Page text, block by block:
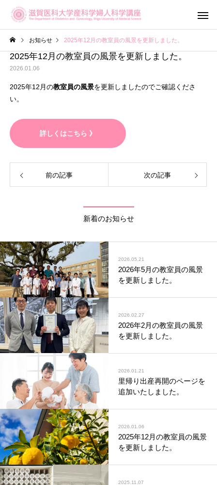
不妊専門相談センター
メール相談
Shiga）
お知らせ 2025年12月の教室員の風景を更新しました。
2025年12月の教室員の風景を更新しました。
2026.01.06
2025年12月の教室員の風景を更新しましたのでご確認くださ
い。
詳しくはこちら 》
前の記事 次の記事
新着のお知らせ
2026.05.21
2026年5月の教室員の風景
を更新しました。
2026.02.27
2026年2月の教室員の風景
を更新しました。
2026.01.21
里帰り出産再開のページを
追加いたしました。
2026.01.06
2025年12月の教室員の風景
を更新しました。
2025.11.07